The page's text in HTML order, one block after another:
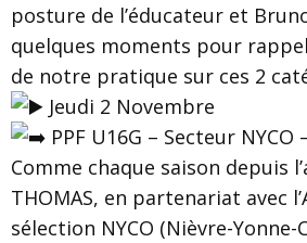
posture de l’éducateur et
quelques moments pour
de notre pratique sur ces 2
Jeudi 2 Novembre
PPF U16G – Secteur NYCO
Comme chaque saison depuis
THOMAS, en partenariat avec
sélection NYCO (Nièvre-Yonne-